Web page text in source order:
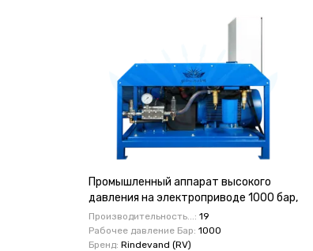
Промышленный аппарат высокого
давления на электроприводе 1000 бар,
19 л/мин, бак 200 л
Производительность...: 19
Рабочее давление Бар: 1000
Бренд: Rindevand (RV)